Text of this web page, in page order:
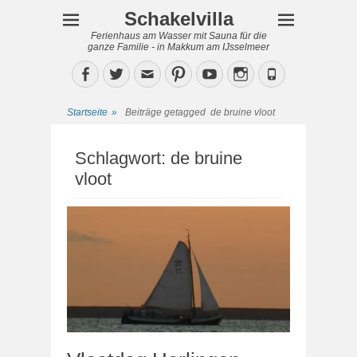
Schakelvilla
Ferienhaus am Wasser mit Sauna für die
ganze Familie - in Makkum am IJsselmeer
Facebook
TwitterEmailPinterestYouTubeInstagram
Phone
Startseite » Beiträge getagged de bruine vloot
Schlagwort: de bruine
vloot